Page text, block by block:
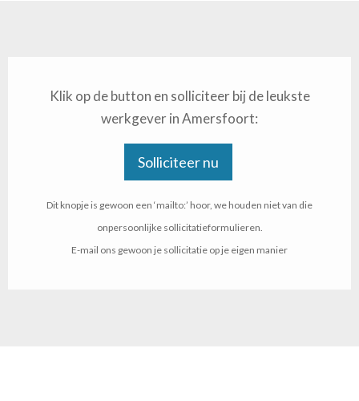
Klik op de button en solliciteer bij de leukste
werkgever in Amersfoort:
Solliciteer nu
Dit knopje is gewoon een ‘mailto:’ hoor, we houden niet van die
onpersoonlijke sollicitatieformulieren.
E-mail ons gewoon je sollicitatie op je eigen manier